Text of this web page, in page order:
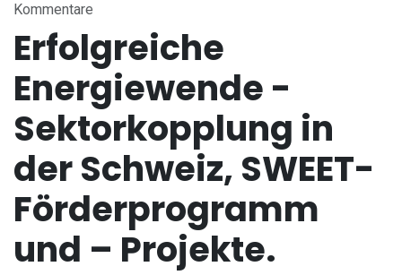
Kommentare
Erfolgreiche
Energiewende -
Sektorkopplung in
der Schweiz, SWEET-
Förderprogramm
und – Projekte.